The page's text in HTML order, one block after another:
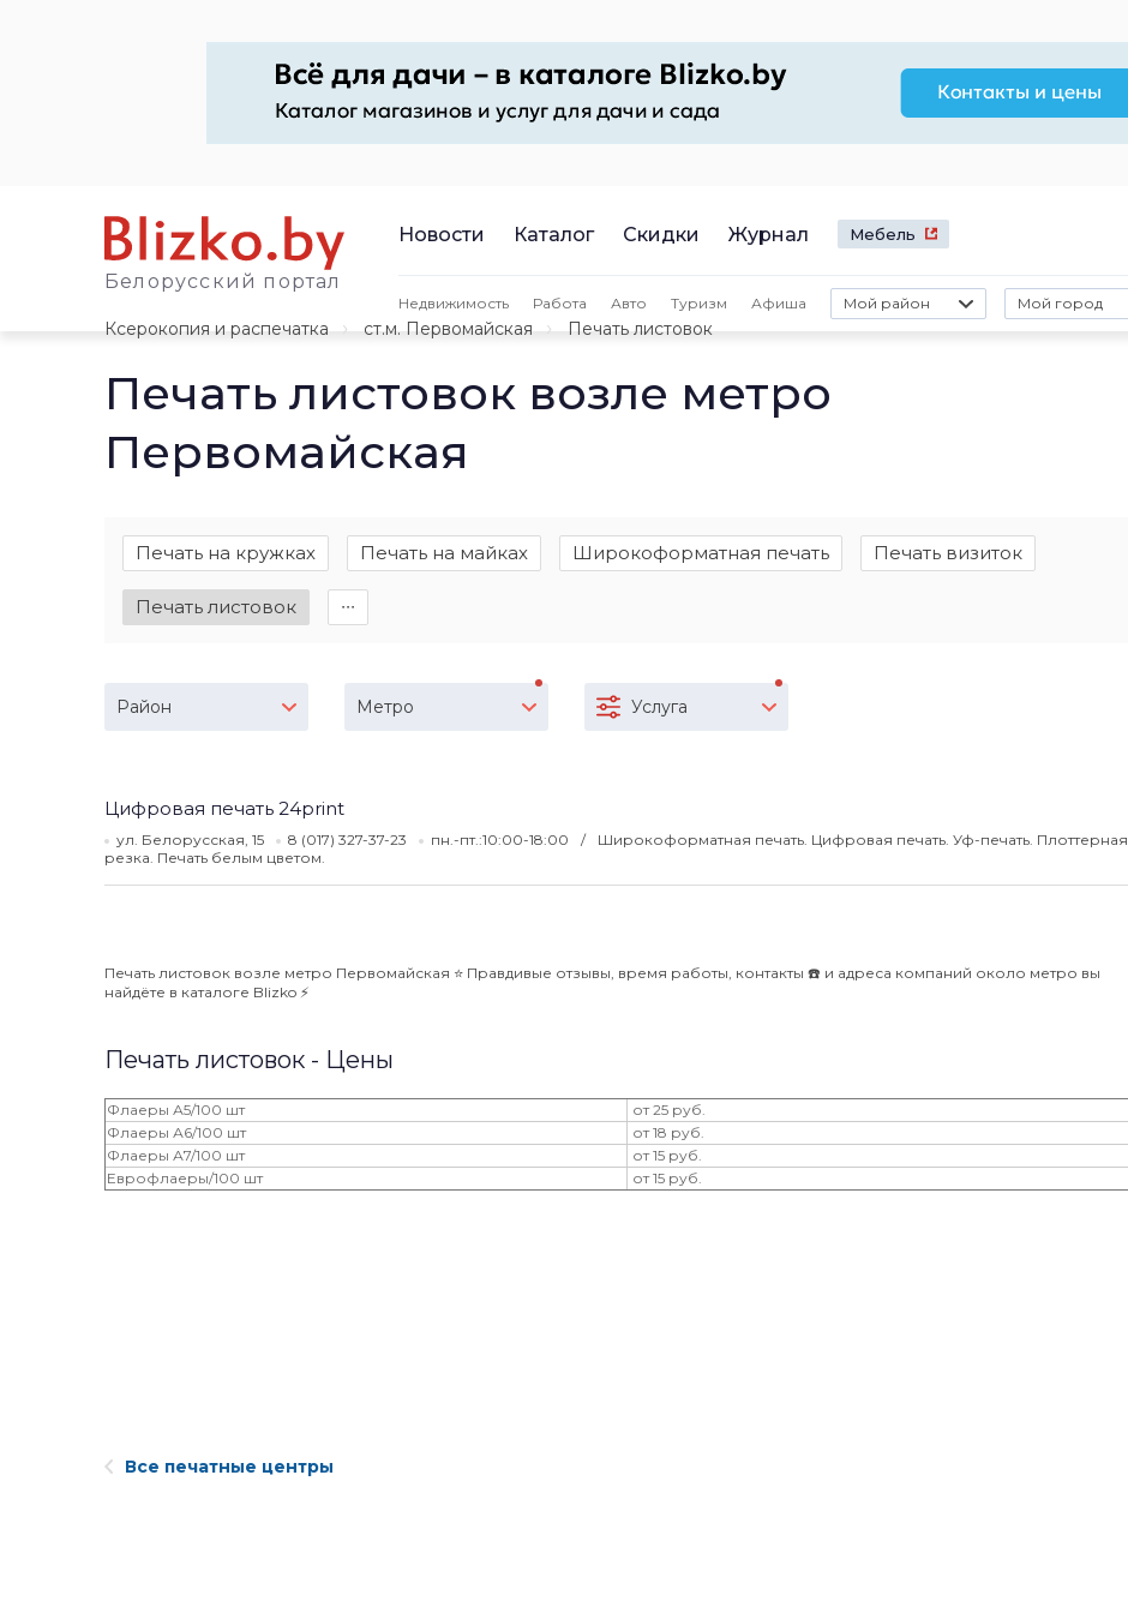
Белорусский портал
Новости Каталог Скидки Журнал Мебель
Недвижимость Работа Авто Туризм Афиша Мой район Мой город
Ксерокопия и распечатка
ст.м. Первомайская Печать листовок
Печать листовок возле метро
Первомайская
Печать на кружках Печать на майках Широкоформатная печать Печать визиток
Печать листовок ∙∙∙
Район Метро Услуга
Цифровая печать 24print
ул. Белорусская, 15 8 (017) 327-37-23 пн.-пт.:10:00-18:00
Широкоформатная печать. Цифровая печать. Уф-печать. Плоттерная
резка. Печать белым цветом.
Печать листовок возле метро Первомайская ⭐️ Правдивые отзывы, время работы, контакты ☎️ и адреса компаний около метро вы
найдёте в каталоге Blizko ⚡️
Печать листовок - Цены
Флаеры А5/100 шт
от 25 руб.
Флаеры А6/100 шт
от 18 руб.
Флаеры А7/100 шт
от 15 руб.
Еврофлаеры/100 шт
от 15 руб.
Все печатные центры